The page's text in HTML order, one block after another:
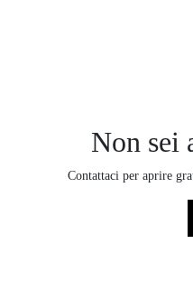
Non sei
Contattaci per aprire